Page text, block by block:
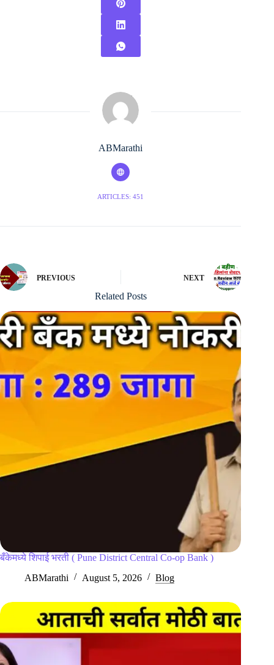
ABMarathi
ARTICLES: 451
PREVIOUS NEXT
Related Posts
बँकेमध्ये शिपाई भरती ( Pune District Central Co-op Bank )
ABMarathi
August 5, 2026 Blog